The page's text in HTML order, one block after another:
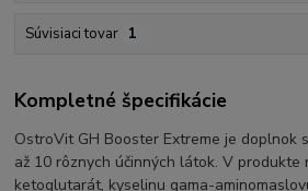
Súvisiaci tovar 1
Kompletné špecifikácie
OstroVit GH Booster Extreme je doplnok
až 10 rôznych účinných látok. V
ketoglutarát, kyselinu gama-